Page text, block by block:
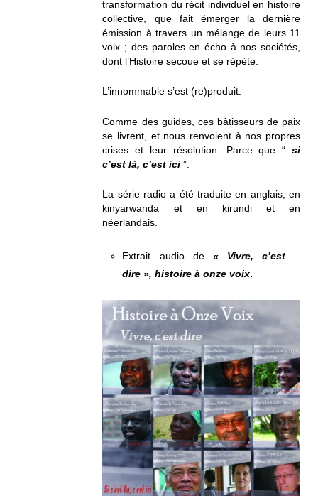
transformation du récit individuel en histoire
collective, que fait émerger la dernière
émission à travers un mélange de leurs 11
voix ; des paroles en écho à nos sociétés,
dont l’Histoire secoue et se répète.
L’innommable s’est (re)produit.
Comme des guides, ces bâtisseurs de paix
se livrent, et nous renvoient à nos propres
crises et leur résolution. Parce que “ si
c’est là, c’est ici ”.
La série radio a été traduite en anglais, en
kinyarwanda et en kirundi et en
néerlandais.
Extrait audio de « Vivre, c’est
dire », histoire à onze voix.